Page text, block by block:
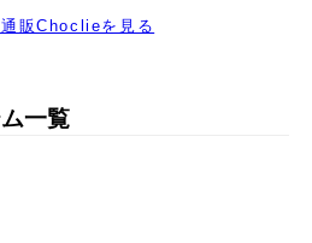
販Choclieを見る
一覧